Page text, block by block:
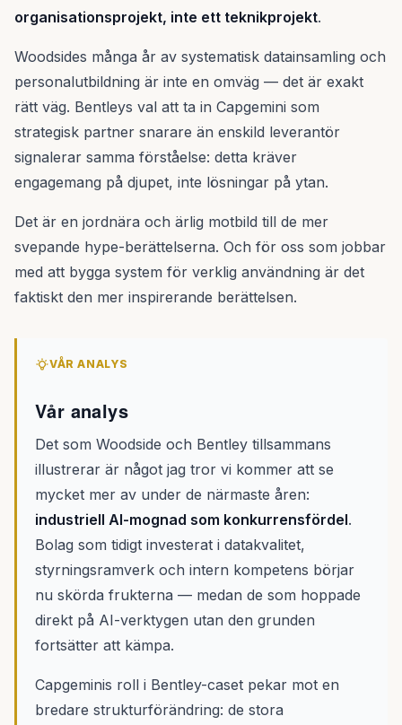
organisationsprojekt, inte ett teknikprojekt.
Woodsides många år av systematisk datainsamling och
personalutbildning är inte en omväg — det är exakt
rätt väg. Bentleys val att ta in Capgemini som
strategisk partner snarare än enskild leverantör
signalerar samma förståelse: detta kräver
engagemang på djupet, inte lösningar på ytan.
Det är en jordnära och ärlig motbild till de mer
svepande hype-berättelserna. Och för oss som jobbar
med att bygga system för verklig användning är det
faktiskt den mer inspirerande berättelsen.
VÅR ANALYS
Vår analys
Det som Woodside och Bentley tillsammans
illustrerar är något jag tror vi kommer att se
mycket mer av under de närmaste åren:
industriell AI-mognad som konkurrensfördel.
Bolag som tidigt investerat i datakvalitet,
styrningsramverk och intern kompetens börjar
nu skörda frukterna — medan de som hoppade
direkt på AI-verktygen utan den grunden
fortsätter att kämpa.
Capgeminis roll i Bentley-caset pekar mot en
bredare strukturförändring: de stora